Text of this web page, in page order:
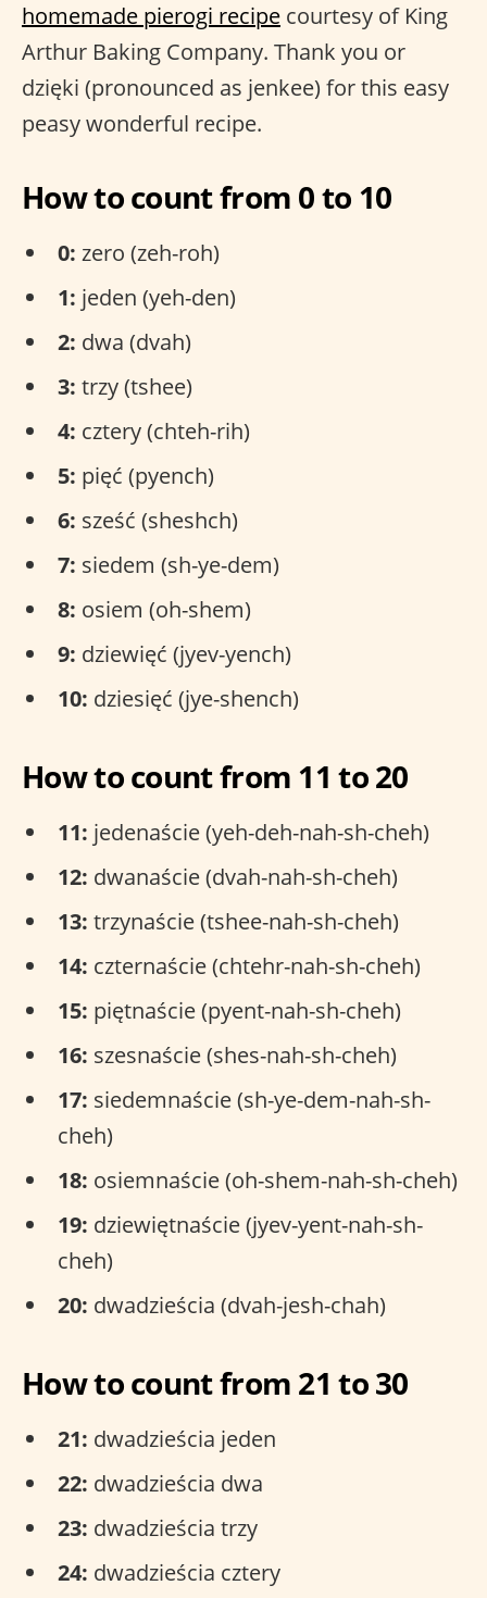
homemade pierogi recipe courtesy of King
Arthur Baking Company. Thank you or
dzięki (pronounced as jenkee) for this easy
peasy wonderful recipe.
How to count from 0 to 10
0: zero (zeh-roh)
1: jeden (yeh-den)
2: dwa (dvah)
3: trzy (tshee)
4: cztery (chteh-rih)
5: pięć (pyench)
6: sześć (sheshch)
7: siedem (sh-ye-dem)
8: osiem (oh-shem)
9: dziewięć (jyev-yench)
10: dziesięć (jye-shench)
How to count from 11 to 20
11: jedenaście (yeh-deh-nah-sh-cheh)
12: dwanaście (dvah-nah-sh-cheh)
13: trzynaście (tshee-nah-sh-cheh)
14: czternaście (chtehr-nah-sh-cheh)
15: piętnaście (pyent-nah-sh-cheh)
16: szesnaście (shes-nah-sh-cheh)
17: siedemnaście (sh-ye-dem-nah-sh-
cheh)
18: osiemnaście (oh-shem-nah-sh-cheh)
19: dziewiętnaście (jyev-yent-nah-sh-
cheh)
20: dwadzieścia (dvah-jesh-chah)
How to count from 21 to 30
21: dwadzieścia jeden
22: dwadzieścia dwa
23: dwadzieścia trzy
24: dwadzieścia cztery